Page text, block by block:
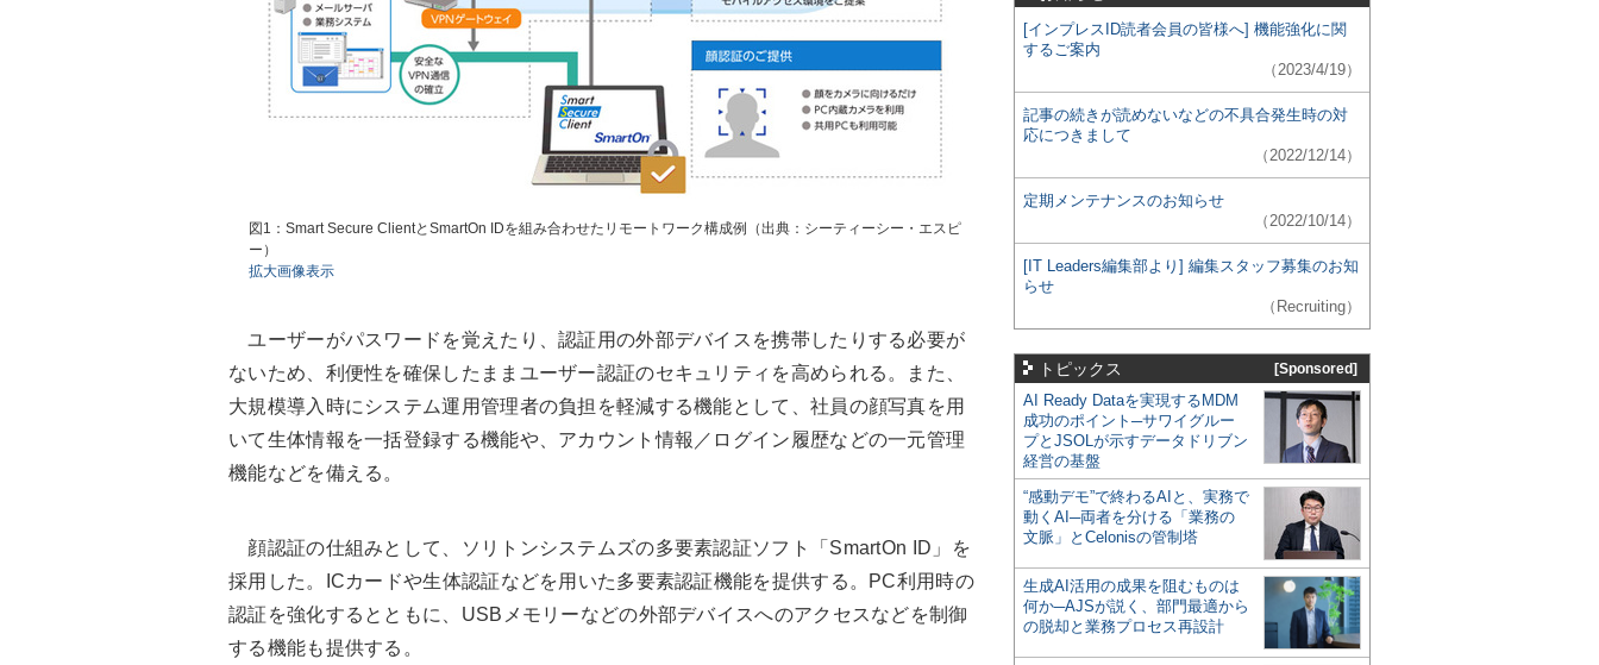
図1：Smart Secure ClientとSmartOn IDを組み合わせたリモートワーク構成例（出典：シーティーシー・エスピ
ー）
拡大画像表示
ユーザーがパスワードを覚えたり、認証用の外部デバイスを携帯したりする必要が
ないため、利便性を確保したままユーザー認証のセキュリティを高められる。また、
大規模導入時にシステム運用管理者の負担を軽減する機能として、社員の顔写真を用
いて生体情報を一括登録する機能や、アカウント情報／ログイン履歴などの一元管理
機能などを備える。
顔認証の仕組みとして、ソリトンシステムズの多要素認証ソフト「SmartOn ID」を
採用した。ICカードや生体認証などを用いた多要素認証機能を提供する。PC利用時の
認証を強化するとともに、USBメモリーなどの外部デバイスへのアクセスなどを制御
する機能も提供する。
[インプレスID読者会員の皆様へ] 機能強化に関
するご案内
（2023/4/19）
記事の続きが読めないなどの不具合発生時の対
応につきまして
（2022/12/14）
定期メンテナンスのお知らせ
（2022/10/14）
[IT Leaders編集部より] 編集スタッフ募集のお知
らせ
（Recruiting）
トピックス [Sponsored]
AI Ready Dataを実現するMDM
成功のポイント─サワイグルー
プとJSOLが示すデータドリブン
経営の基盤
“感動デモ”で終わるAIと、実務で
動くAI─両者を分ける「業務の
文脈」とCelonisの管制塔
生成AI活用の成果を阻むものは
何か─AJSが説く、部門最適から
の脱却と業務プロセス再設計